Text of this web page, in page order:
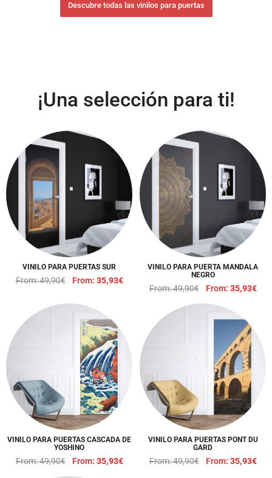
Descubre todas las vinilos para puertas
¡Una selección para ti!
VINILO PARA PUERTAS SUR
From:49,90€ From: 35,93€
VINILO PARA PUERTA MANDALA
NEGRO
From:49,90€ From: 35,93€
VINILO PARA PUERTAS CASCADA DE
YOSHINO
From:49,90€ From: 35,93€
VINILO PARA PUERTAS PONT DU
GARD
From:49,90€ From: 35,93€